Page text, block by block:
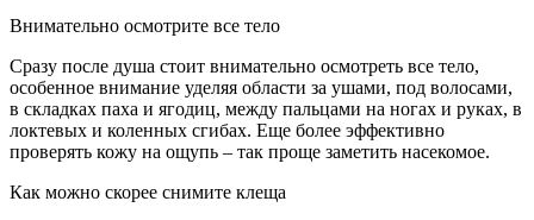
Внимательно осмотрите все тело
Сразу после душа стоит внимательно осмотреть все тело,
особенное внимание уделяя области за ушами, под волосами,
в складках паха и ягодиц, между пальцами на ногах и руках, в
локтевых и коленных сгибах. Еще более эффективно
проверять кожу на ощупь – так проще заметить насекомое.
Как можно скорее снимите клеща